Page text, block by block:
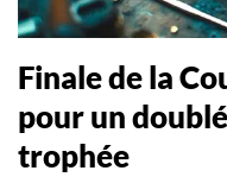
Finale de la
pour un
trophée